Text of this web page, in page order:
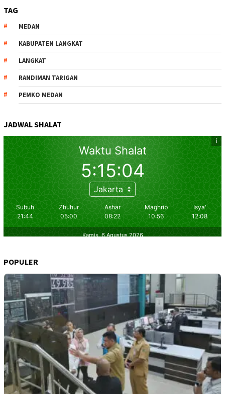
TAG
MEDAN
KABUPATEN LANGKAT
LANGKAT
RANDIMAN TARIGAN
PEMKO MEDAN
JADWAL SHALAT
POPULER